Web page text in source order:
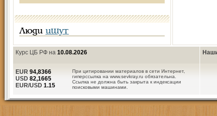
Люди ищут
Курс ЦБ РФ на 10.08.2026
При цитировании материалов в сети Интернет,
гиперссылка на www.sevkray.ru обязательна.
Ссылка не должна быть закрыта к индексации
поисковыми машинами.
EUR 94,8366
USD 82,1665
EUR/USD 1.15